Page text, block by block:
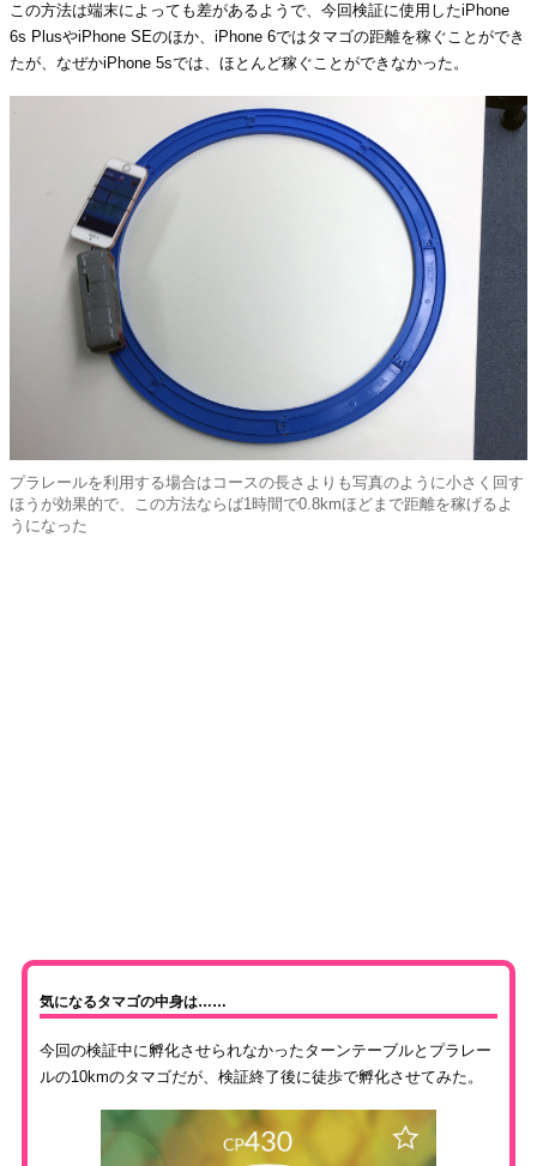
この方法は端末によっても差があるようで、今回検証に使用したiPhone
6s PlusやiPhone SEのほか、iPhone 6ではタマゴの距離を稼ぐことができ
たが、なぜかiPhone 5sでは、ほとんど稼ぐことができなかった。
プラレールを利用する場合はコースの長さよりも写真のように小さく回す
ほうが効果的で、この方法ならば1時間で0.8kmほどまで距離を稼げるよ
うになった
気になるタマゴの中身は……
今回の検証中に孵化させられなかったターンテーブルとプラレー
ルの10kmのタマゴだが、検証終了後に徒歩で孵化させてみた。